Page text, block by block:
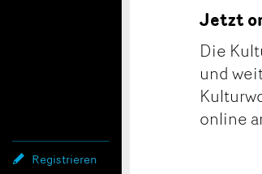
Registrieren
Jetzt
Die
und
online